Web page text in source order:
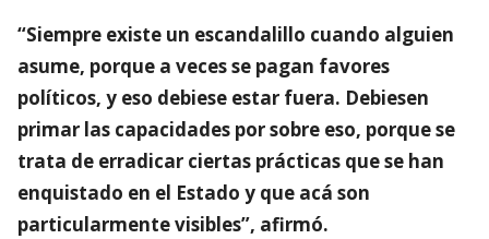
“Siempre existe un escandalillo cuando alguien
asume, porque a veces se pagan favores
políticos, y eso debiese estar fuera. Debiesen
primar las capacidades por sobre eso, porque se
trata de erradicar ciertas prácticas que se han
enquistado en el Estado y que acá son
particularmente visibles”, afirmó.